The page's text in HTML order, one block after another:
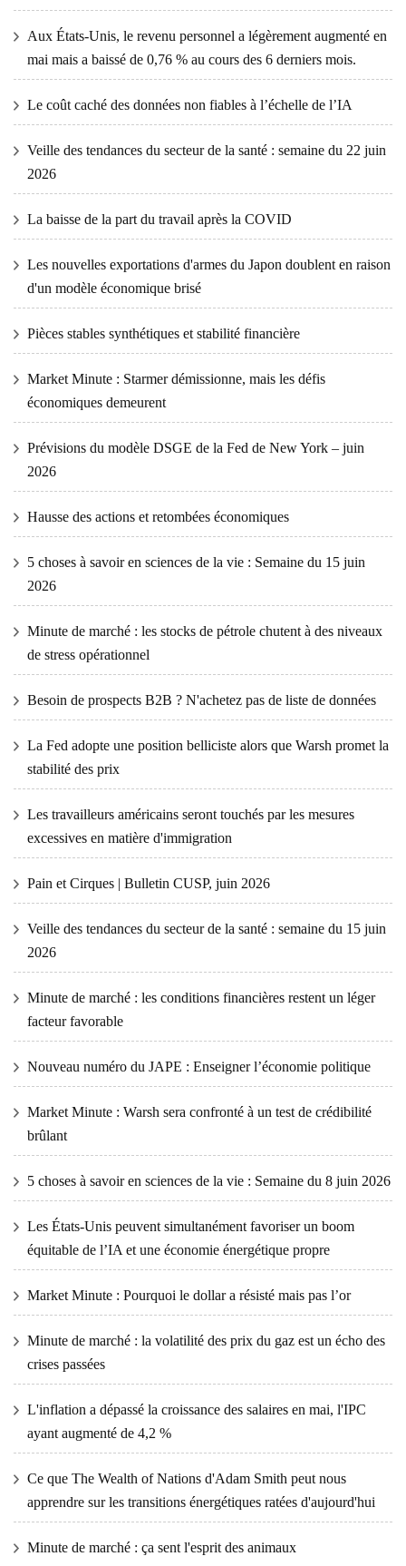
Aux États-Unis, le revenu personnel a légèrement augmenté en
mai mais a baissé de 0,76 % au cours des 6 derniers mois.
Le coût caché des données non fiables à l’échelle de l’IA
Veille des tendances du secteur de la santé : semaine du 22 juin
2026
La baisse de la part du travail après la COVID
Les nouvelles exportations d'armes du Japon doublent en raison
d'un modèle économique brisé
Pièces stables synthétiques et stabilité financière
Market Minute : Starmer démissionne, mais les défis
économiques demeurent
Prévisions du modèle DSGE de la Fed de New York – juin
2026
Hausse des actions et retombées économiques
5 choses à savoir en sciences de la vie : Semaine du 15 juin
2026
Minute de marché : les stocks de pétrole chutent à des niveaux
de stress opérationnel
Besoin de prospects B2B ? N'achetez pas de liste de données
La Fed adopte une position belliciste alors que Warsh promet la
stabilité des prix
Les travailleurs américains seront touchés par les mesures
excessives en matière d'immigration
Pain et Cirques | Bulletin CUSP, juin 2026
Veille des tendances du secteur de la santé : semaine du 15 juin
2026
Minute de marché : les conditions financières restent un léger
facteur favorable
Nouveau numéro du JAPE : Enseigner l’économie politique
Market Minute : Warsh sera confronté à un test de crédibilité
brûlant
5 choses à savoir en sciences de la vie : Semaine du 8 juin 2026
Les États-Unis peuvent simultanément favoriser un boom
équitable de l’IA et une économie énergétique propre
Market Minute : Pourquoi le dollar a résisté mais pas l’or
Minute de marché : la volatilité des prix du gaz est un écho des
crises passées
L'inflation a dépassé la croissance des salaires en mai, l'IPC
ayant augmenté de 4,2 %
Ce que The Wealth of Nations d'Adam Smith peut nous
apprendre sur les transitions énergétiques ratées d'aujourd'hui
Minute de marché : ça sent l'esprit des animaux